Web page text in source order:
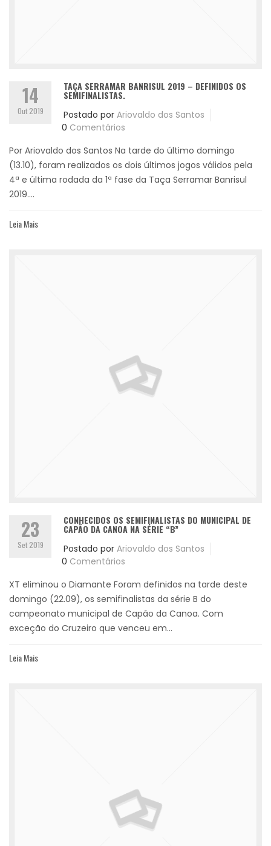
14
Out 2019
TAÇA SERRAMAR BANRISUL 2019 – DEFINIDOS OS
SEMIFINALISTAS.
Postado por Ariovaldo dos Santos
0 Comentários
Por Ariovaldo dos Santos Na tarde do último domingo
(13.10), foram realizados os dois últimos jogos válidos pela
4ª e última rodada da 1ª fase da Taça Serramar Banrisul
2019....
Leia Mais
23
Set 2019
CONHECIDOS OS SEMIFINALISTAS DO MUNICIPAL DE
CAPÃO DA CANOA NA SÉRIE “B”
Postado por Ariovaldo dos Santos
0 Comentários
XT eliminou o Diamante Foram definidos na tarde deste
domingo (22.09), os semifinalistas da série B do
campeonato municipal de Capão da Canoa. Com
exceção do Cruzeiro que venceu em...
Leia Mais